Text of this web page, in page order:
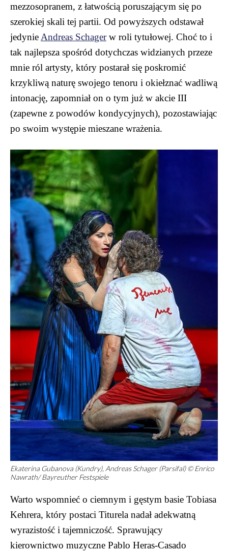
mezzosopranem, z łatwością poruszającym się po
szerokiej skali tej partii. Od powyższych odstawał
jedynie Andreas Schagerw roli tytułowej. Choć to i
tak najlepsza spośród dotychczas widzianych przeze
mnie ról artysty, który postarał się poskromić
krzykliwą naturę swojego tenoru i okiełznać wadliwą
intonację, zapomniał on o tym już w akcie III
(zapewne z powodów kondycyjnych), pozostawiając
po swoim występie mieszane wrażenia.
Ekaterina Gubanova (Kundry), Andreas Schager (Parsifal) © Enrico
Nawrath/ Bayreuther Festspiele
Warto wspomnieć o ciemnym i gęstym basie Tobiasa
Kehrera, który postaci Titurela nadał adekwatną
wyrazistość i tajemniczość. Sprawujący
kierownictwo muzyczne Pablo Heras-Casado